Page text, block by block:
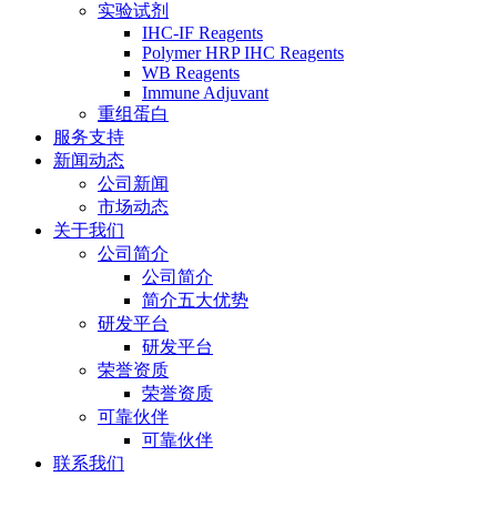
实验试剂
IHC-IF Reagents
Polymer HRP IHC Reagents
WB Reagents
Immune Adjuvant
重组蛋白
服务支持
新闻动态
公司新闻
市场动态
关于我们
公司简介
公司简介
简介五大优势
研发平台
研发平台
荣誉资质
荣誉资质
可靠伙伴
可靠伙伴
联系我们